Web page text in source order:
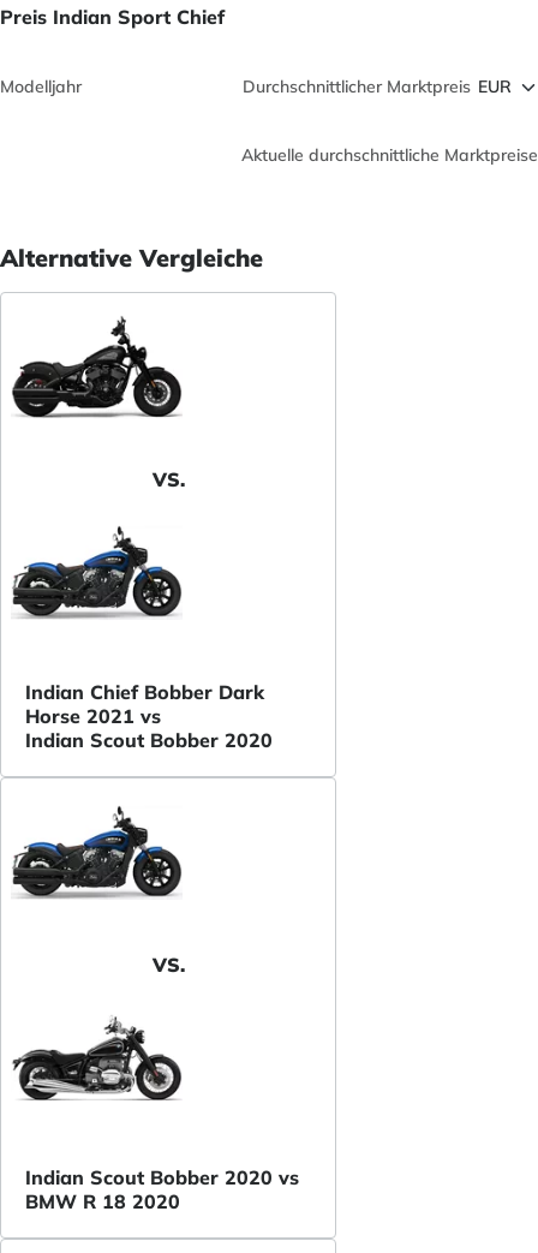
Preis Indian Sport Chief
Modelljahr Durchschnittlicher Marktpreis
Aktuelle durchschnittliche Marktpreise
Alternative Vergleiche
VS.
Indian Chief Bobber Dark
Horse 2021 vs
Indian Scout Bobber 2020
VS.
Indian Scout Bobber 2020 vs
BMW R 18 2020